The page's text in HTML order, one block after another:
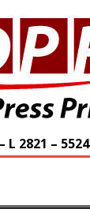
L 2821 – 5524